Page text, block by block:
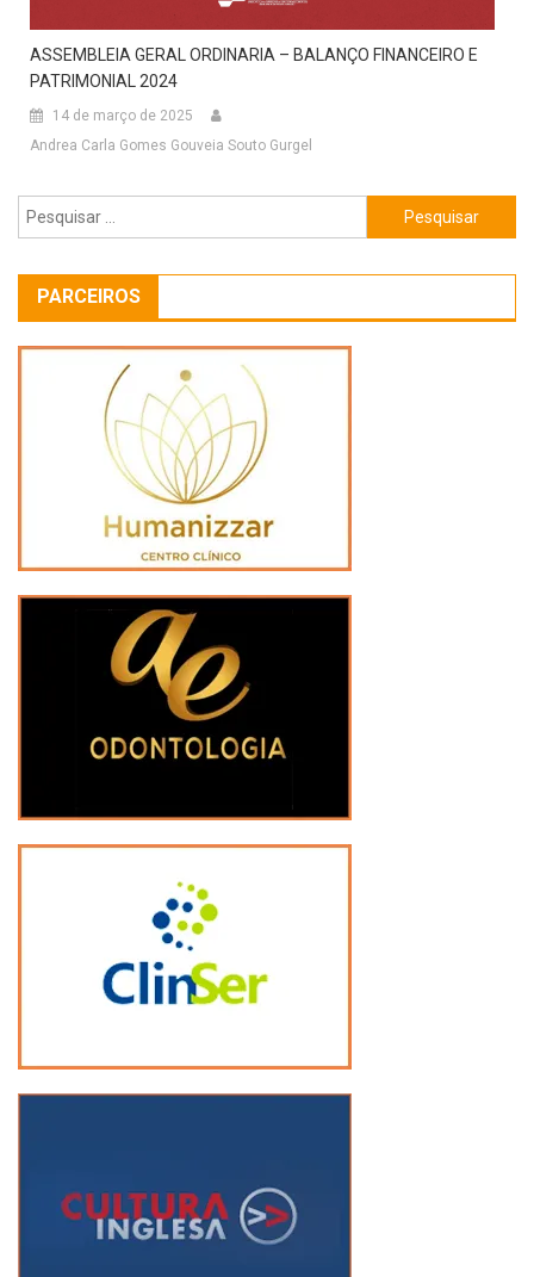
ASSEMBLEIA GERAL ORDINARIA – BALANÇO FINANCEIRO E
PATRIMONIAL 2024
14 de março de 2025
Andrea Carla Gomes Gouveia Souto Gurgel
Pesquisar
por:
PARCEIROS